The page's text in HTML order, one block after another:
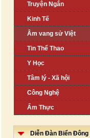
Truyện Ngắn
Kinh Tế
Âm vang sử Việt
Tin Thể Thao
Y Học
Tâm lý - Xã hội
Công Nghệ
Ẩm Thực
Diễn Đàn Biển Đông